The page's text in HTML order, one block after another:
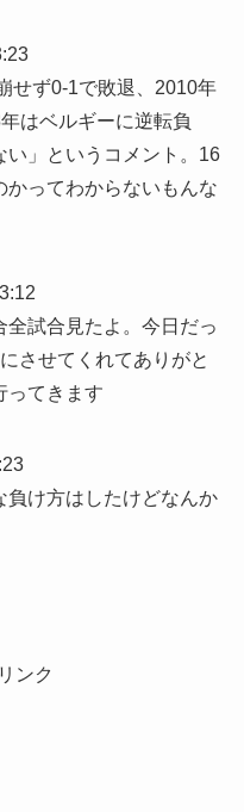
せず0-1で敗退、2010年
はベルギーに逆転負
い」というコメント。16
ってわからないもんな
試合見たよ。今日だっ
させてくれてありがと
ってきます
負け方はしたけどなんか
ンク